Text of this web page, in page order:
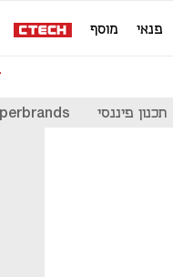
פנאי מוסף
תכנון פיננסי